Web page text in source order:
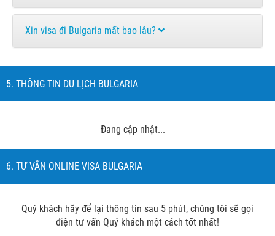
Xin visa đi Bulgaria mất bao lâu?
5. THÔNG TIN DU LỊCH BULGARIA
Đang cập nhật...
6. TƯ VẤN ONLINE VISA BULGARIA
Quý khách hãy để lại thông tin sau 5 phút, chúng tôi sẽ gọi
điện tư vấn Quý khách một cách tốt nhất!